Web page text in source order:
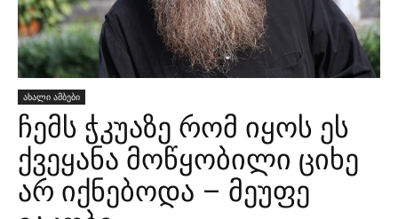
ახალი ამბები
ჩემს ჭკუაზე რომ იყოს ეს
ქვეყანა მოწყობილი ციხე
არ იქნებოდა – მეუფე